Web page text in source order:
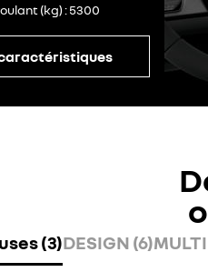
(kg) 5300
(3)DESIGN (6)